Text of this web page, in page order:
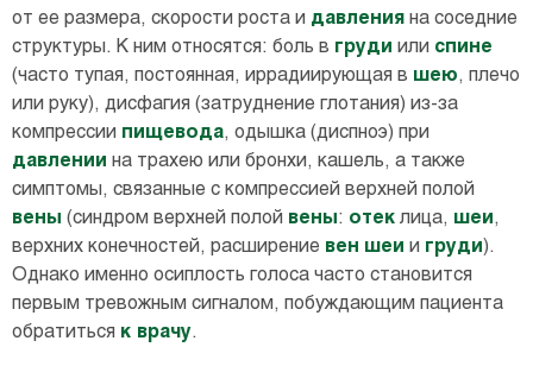
от ее размера, скорости роста и давления на соседние
структуры. К ним относятся: боль в груди или спине
(часто тупая, постоянная, иррадиирующая в шею , плечо
или руку), дисфагия (затруднение глотания) из-за
компрессии пищевода, одышка (диспноэ) при
давлении на трахею или бронхи, кашель, а также
симптомы, связанные с компрессией верхней полой
вены (синдром верхней полой вены: отек лица, шеи ,
верхних конечностей, расширение вен шеи и груди).
Однако именно осиплость голоса часто становится
первым тревожным сигналом, побуждающим пациента
обратиться к врачу.